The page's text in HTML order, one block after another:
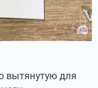
вытянутую для